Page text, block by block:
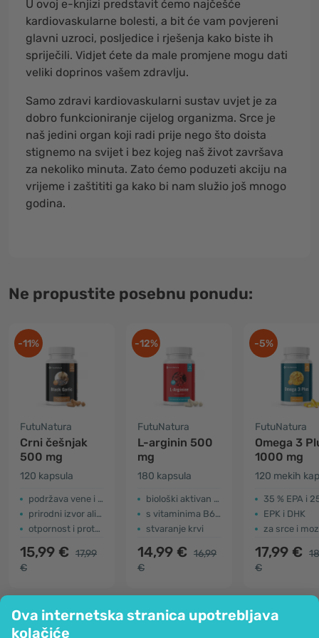
Ova internetska stranica upotrebljava
kolačiće
U ovoj e-knjizi predstavit ćemo najčešće
kardiovaskularne bolesti, a bit će vam povjereni
glavni uzroci, posljedice i rješenja kako biste ih
spriječili. Vidjet ćete da male promjene mogu dati
veliki doprinos vašem zdravlju.
Samo zdravi kardiovaskularni sustav uvjet je za
dobro funkcioniranje cijelog organizma. Srce je
naš jedini organ koji radi prije nego što doista
stignemo na svijet i bez kojeg naš život završava
za nekoliko minuta. Zato ćemo poduzeti akciju na
vrijeme i zaštititi ga kako bi nam služio još mnogo
godina.
Ne propustite posebnu ponudu:
-11%
FutuNatura
Crni češnjak
500 mg
120 kapsula
podržava vene i krvne žile
prirodni izvor alicina
otpornost i protok krvi
15,99 € 17,99
€
-12%
FutuNatura
L-arginin 500
mg
180 kapsula
biološki aktivan oblik
s vitaminima B6, B12, B9
stvaranje krvi
14,99 € 16,99
€
-5%
FutuNatura
Omega 3
1000 mg
120 mekih
35 % EPA i 25 %
EPK i DHK
za srce i
17,99 €
€